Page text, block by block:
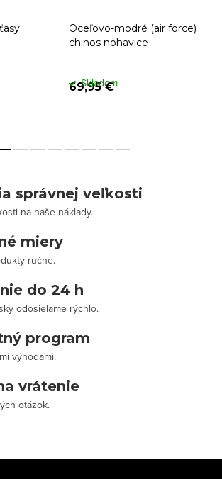
Oceľovo-modré (air force)
chinos nohavice
69,95 €
Skladom
správnej veľkosti
na naše náklady.
miery
ručne.
do 24 h
odosielame rýchlo.
program
výhodami.
vrátenie
otázok.